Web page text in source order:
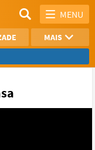
MENU
MAIS
OTIMISMO